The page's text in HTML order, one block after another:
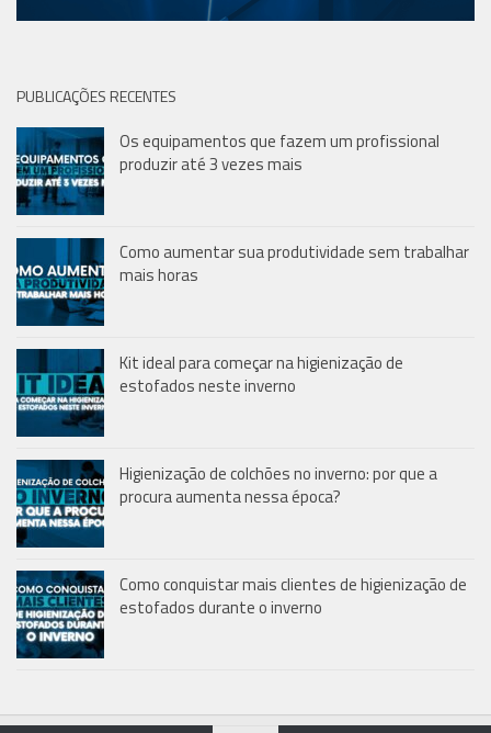
PUBLICAÇÕES RECENTES
Os equipamentos que fazem um profissional
produzir até 3 vezes mais
Como aumentar sua produtividade sem trabalhar
mais horas
Kit ideal para começar na higienização de
estofados neste inverno
Higienização de colchões no inverno: por que a
procura aumenta nessa época?
Como conquistar mais clientes de higienização de
estofados durante o inverno